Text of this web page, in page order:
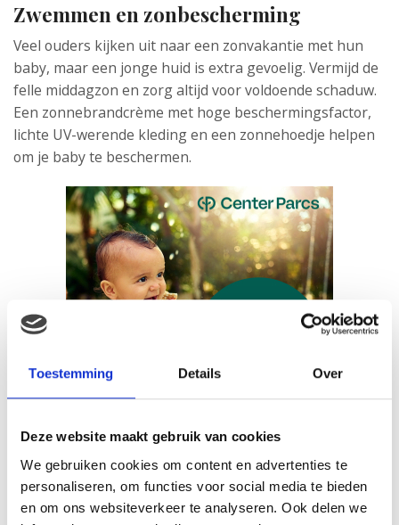
Toestemming Details Over
Deze website maakt gebruik van cookies
We gebruiken cookies om content en advertenties te
personaliseren, om functies voor social media te bieden
en om ons websiteverkeer te analyseren. Ook delen we
Zwemmen en zonbescherming
Veel ouders kijken uit naar een zonvakantie met hun
baby, maar een jonge huid is extra gevoelig. Vermijd de
felle middagzon en zorg altijd voor voldoende schaduw.
Een zonnebrandcrème met hoge beschermingsfactor,
lichte UV-werende kleding en een zonnehoedje helpen
om je baby te beschermen.
Zwemmen met je baby is een geweldige manier om
samen plezier te hebben en hem vertrouwd te maken
met water. Kies voor een babyvriendelijk zwembad of
een rustig strand met ondiep water. Eenwasbare